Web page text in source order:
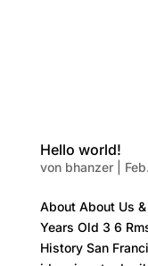
Hello world!
von bhanzer|
About About Us &
Years Old  6
History San